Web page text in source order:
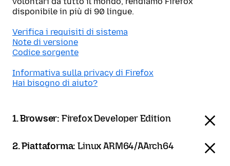
disponibile in più di 90 lingue.
Verifica i requisiti di sistema
Note di versione
Codice sorgente
Informativa sulla privacy di Firefox
Hai bisogno di aiuto?
1. Browser: Firefox Developer Edition
2. Piattaforma:Linux ARM64/AArch64